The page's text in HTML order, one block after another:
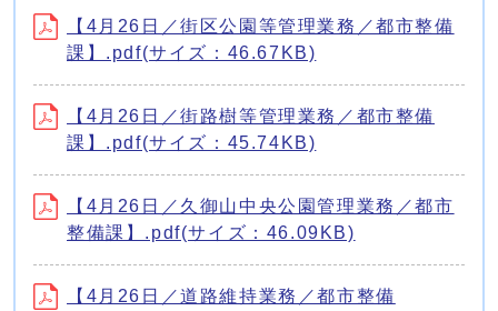
【4月26日／街区公園等管理業務／都市整備
課】.pdf(サイズ：46.67KB)
【4月26日／街路樹等管理業務／都市整備
課】.pdf(サイズ：45.74KB)
【4月26日／久御山中央公園管理業務／都市
整備課】.pdf(サイズ：46.09KB)
【4月26日／道路維持業務／都市整備